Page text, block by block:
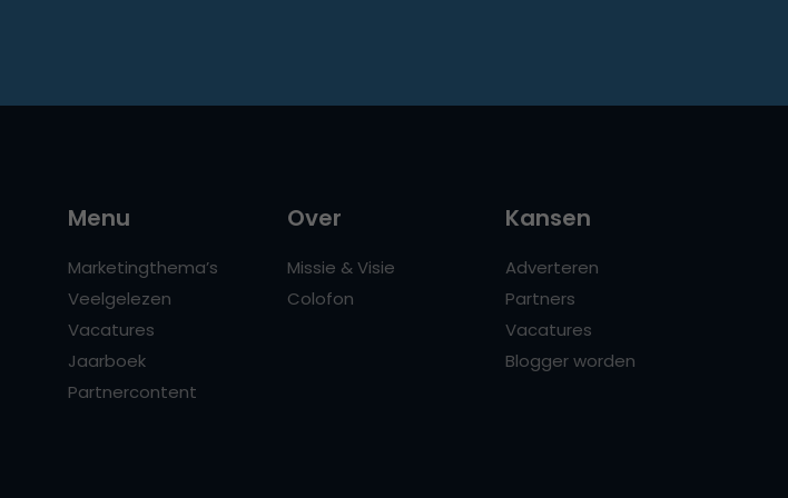
Menu
Marketingthema’s
Veelgelezen
Vacatures
Jaarboek
Partnercontent
Over
Missie & Visie
Colofon
Kansen
Adverteren
Partners
Vacatures
Blogger worden